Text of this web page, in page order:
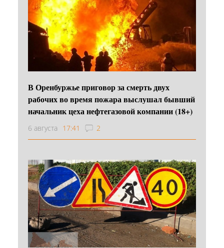
В Оренбуржье приговор за смерть двух
рабочих во время пожара выслушал бывший
начальник цеха нефтегазовой компании (18+)
6 августа 17:41 2